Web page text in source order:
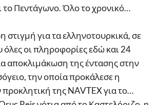
το Πεντάγωνο. Όλο το χρονικό…
στιγμή για τα ελληνοτουρκικά, σε
όλες οι πληροφορίες εδώ και 24
αποκλιμάκωση της έντασης στην
την οποία προκάλεσε η
προκλητική της NAVTEX για το…